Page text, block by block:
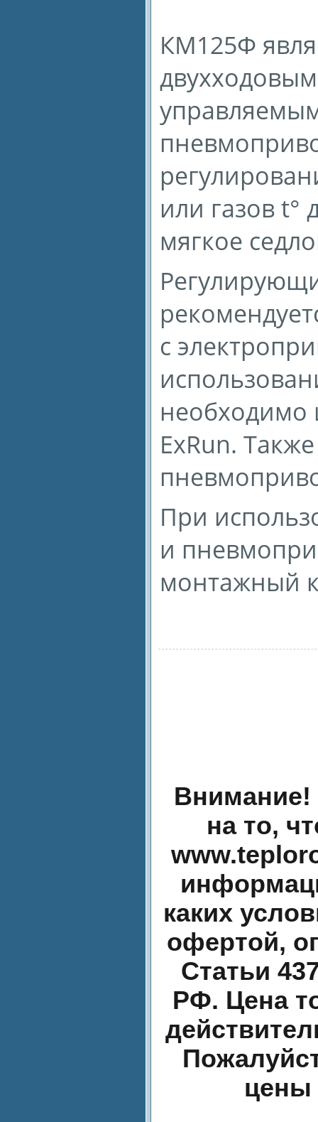
КМ125Ф
или газов t°
мягкое
с
необходимо
ExRun.
При
и
монтажный
на то,
каких
офертой,
Статьи
РФ. Цена
цены